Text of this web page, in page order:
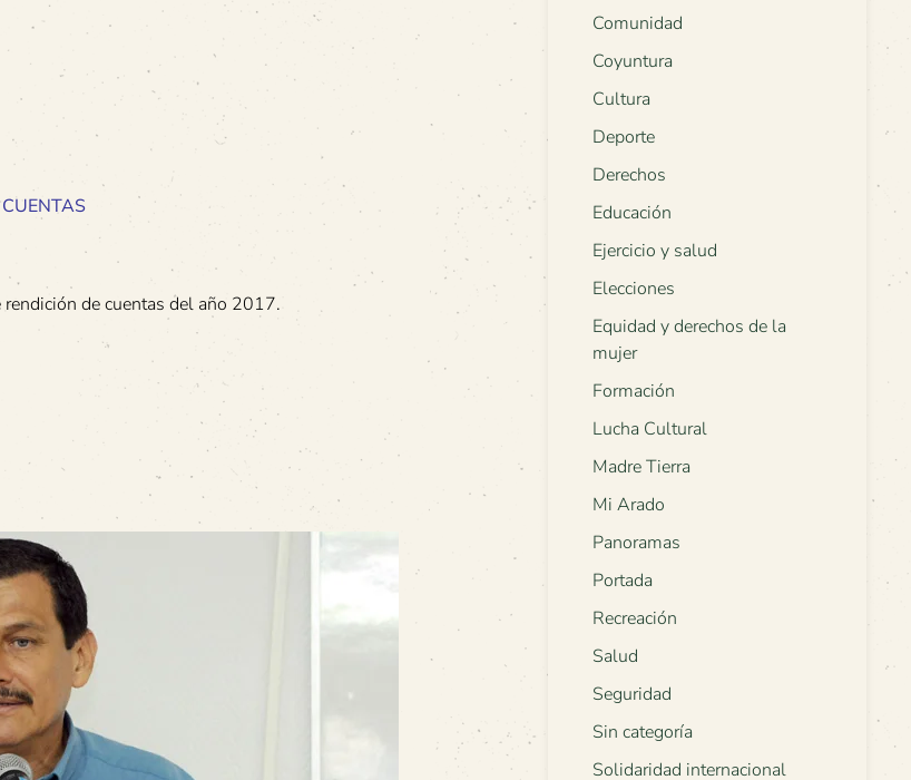
de cuentas del año 2017.
Comunidad
Coyuntura
Cultura
Deporte
Derechos
Educación
Ejercicio y salud
Elecciones
Equidad y derechos de la
mujer
Formación
Lucha Cultural
Madre Tierra
Mi Arado
Panoramas
Portada
Recreación
Salud
Seguridad
Sin categoría
Solidaridad internacional